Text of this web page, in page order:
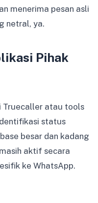
menerima pesan asli
netral, ya.
Pihak
Truecaller atau tools
status
besar dan kadang
aktif secara
ke WhatsApp.